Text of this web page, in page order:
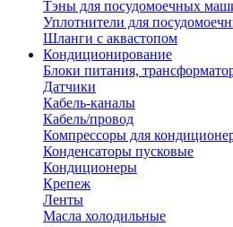
Тэны для посудомоечных
Уплотнители для
Шланги с аквастопом
Кондиционирование
Блоки питания,
Датчики
Кабель-каналы
Кабель/провод
Компрессоры для
Конденсаторы пусковые
Кондиционеры
Крепеж
Ленты
Масла холодильные